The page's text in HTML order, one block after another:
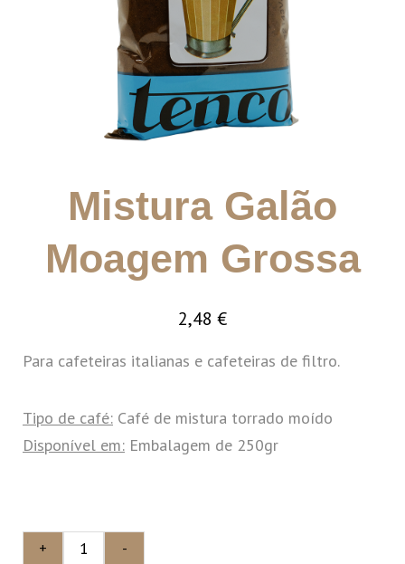
Mistura Galão
Moagem Grossa
2,48 €
Para cafeteiras italianas e cafeteiras de filtro.
Tipo de café: Café de mistura torrado moído
Disponível em: Embalagem de 250gr
+ -